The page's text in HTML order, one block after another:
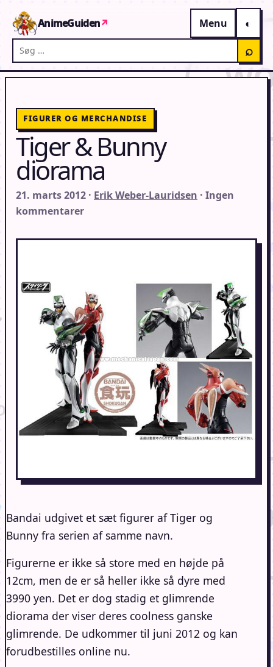
AnimeGuiden↗
Menu
Søg på AnimeGuiden
⌕
FIGURER OG MERCHANDISE
Tiger & Bunny
diorama
21. marts 2012 · Erik Weber-Lauridsen · Ingen
kommentarer
Bandai udgivet et sæt figurer af Tiger og
Bunny fra serien af samme navn.
Figurerne er ikke så store med en højde på
12cm, men de er så heller ikke så dyre med
3990 yen. Det er dog stadig et glimrende
diorama der viser deres coolness ganske
glimrende. De udkommer til juni 2012 og kan
forudbestilles online nu.